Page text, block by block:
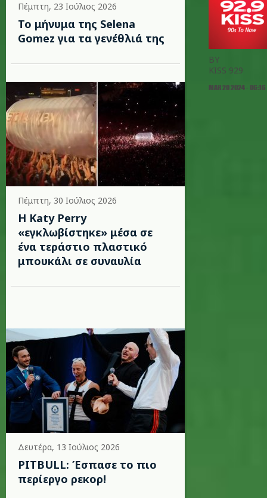
Πέμπτη, 23 Ιούλιος 2026
Το μήνυμα της Selena
Gomez για τα γενέθλιά της
Πέμπτη, 30 Ιούλιος 2026
H Katy Perry
«εγκλωβίστηκε» μέσα σε
ένα τεράστιο πλαστικό
μπουκάλι σε συναυλία
Δευτέρα, 13 Ιούλιος 2026
PITBULL: Έσπασε το πιο
περίεργο ρεκορ!
BY
KISS 929
MAR 20 2024 - 06:16